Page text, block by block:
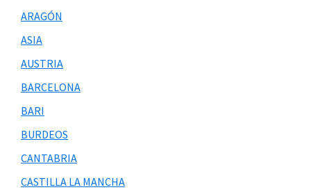
ARAGÓN
ASIA
AUSTRIA
BARCELONA
BARI
BURDEOS
CANTABRIA
CASTILLA LA MANCHA